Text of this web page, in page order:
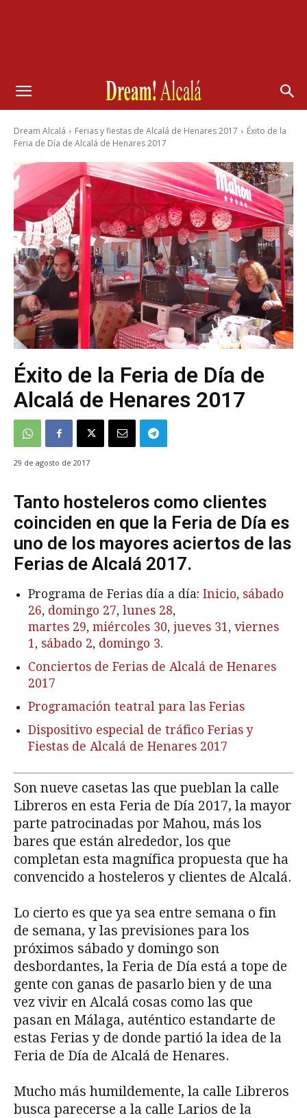
Dream Alcalá Ferias y fiestas de Alcalá de Henares 2017
Éxito de la
Feria de Día de Alcalá de Henares 2017
Éxito de la Feria de Día de
Alcalá de Henares 2017
29 de agosto de 2017
Tanto hosteleros como clientes
coinciden en que la Feria de Día es
uno de los mayores aciertos de las
Ferias de Alcalá 2017.
Programa de Ferias día a día: Inicio, sábado
26, domingo 27, lunes 28,
martes 29, miércoles 30, jueves 31, viernes
1, sábado 2, domingo 3.
Conciertos de Ferias de Alcalá de Henares
2017
Programación teatral para las Ferias
Dispositivo especial de tráfico Ferias y
Fiestas de Alcalá de Henares 2017
Son nueve casetas las que pueblan la calle
Libreros en esta Feria de Día 2017, la mayor
parte patrocinadas por Mahou, más los
bares que están alrededor, los que
completan esta magnífica propuesta que ha
convencido a hosteleros y clientes de Alcalá.
Lo cierto es que ya sea entre semana o fin
de semana, y las previsiones para los
próximos sábado y domingo son
desbordantes, la Feria de Día está a tope de
gente con ganas de pasarlo bien y de una
vez vivir en Alcalá cosas como las que
pasan en Málaga, auténtico estandarte de
estas Ferias y de donde partió la idea de la
Feria de Día de Alcalá de Henares.
Mucho más humildemente, la calle Libreros
busca parecerse a la calle Larios de la